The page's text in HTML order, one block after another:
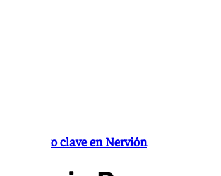
Momento clave en Nervión